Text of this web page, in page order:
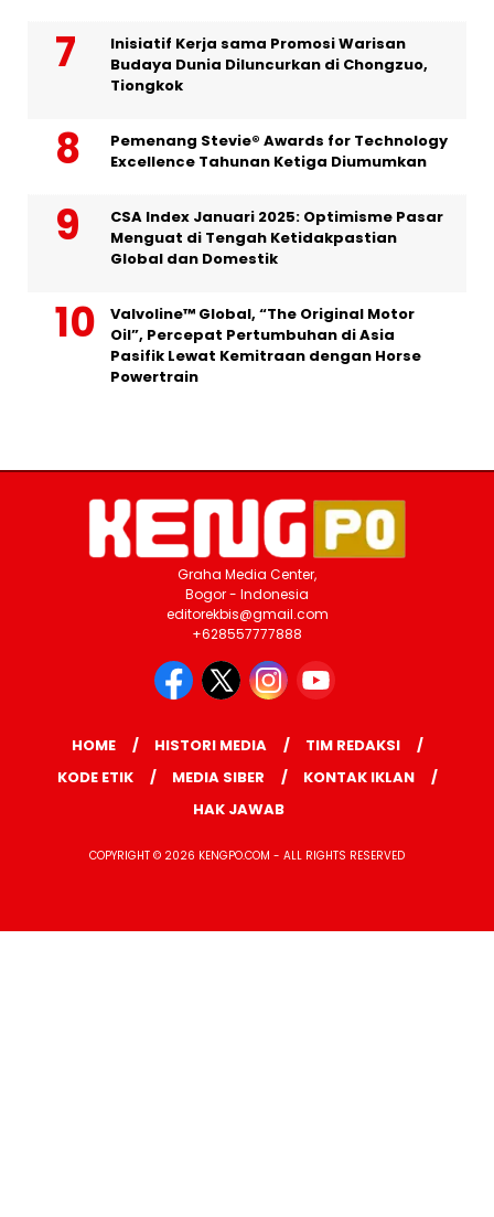
Inisiatif Kerja sama Promosi Warisan
Budaya Dunia Diluncurkan di Chongzuo,
Tiongkok
Pemenang Stevie® Awards for Technology
Excellence Tahunan Ketiga Diumumkan
CSA Index Januari 2025: Optimisme Pasar
Menguat di Tengah Ketidakpastian
Global dan Domestik
Valvoline™ Global, “The Original Motor
Oil”, Percepat Pertumbuhan di Asia
Pasifik Lewat Kemitraan dengan Horse
Powertrain
Graha Media Center,
Bogor - Indonesia
editorekbis@gmail.com
+628557777888
HOME HISTORI MEDIA
TIM REDAKSI
KODE ETIK
MEDIA SIBER
KONTAK IKLAN
HAK JAWAB
COPYRIGHT © 2026 KENGPO.COM - ALL RIGHTS RESERVED